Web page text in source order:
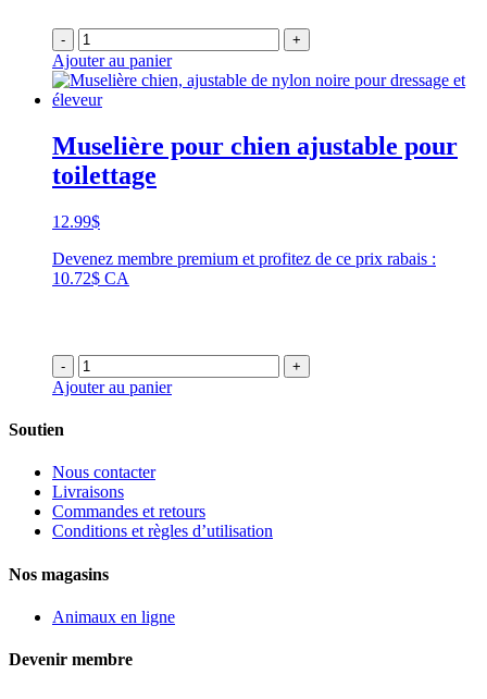
- +
Ajouter au panier
Muselière pour chien ajustable pour
toilettage
12.99$
Devenez membre premium et profitez de ce prix rabais :
10.72$ CA
- +
Ajouter au panier
Soutien
Nous contacter
Livraisons
Commandes et retours
Conditions et règles d’utilisation
Nos magasins
Animaux en ligne
Devenir membre